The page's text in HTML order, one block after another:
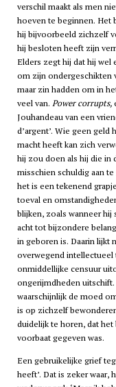
verschil maakt als men
hoeven te beginnen. Het
hij bijvoorbeeld zichzelf
hij besloten heeft zijn
Elders zegt hij dat hij wel
om zijn ondergeschikten
maar zin hadden om in
veel van. Power corrupts,
Jouhandeau van een
d’argent’. Wie geen
macht heeft kan zich
hij zou doen als hij die in
misschien schuldig aan
het is een tekenend
toeval en
blijken, zoals wanneer
acht tot bijzondere
in geboren is. Daarin lijkt
overwegend intellectueel
onmiddellijke censuur
ongerijmdheden
waarschijnlijk de moed
is op zichzelf
duidelijk te horen, dat
voorbaat gegeven was.
Een gebruikelijke grief
heeft’. Dat is zeker